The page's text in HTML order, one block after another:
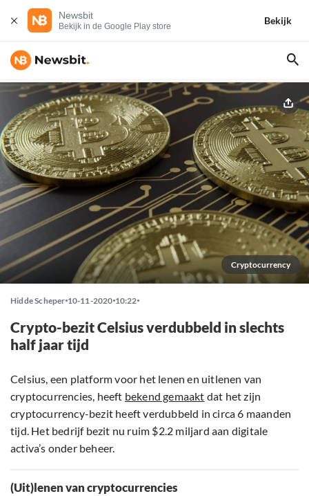
Newsbit
Bekijk in de Google Play store
Bekijk
Cryptocurrency
Hidde Scheper 10-11-2020 10:22
Crypto-bezit Celsius verdubbeld in slechts
half jaar tijd
Celsius, een platform voor het lenen en uitlenen van
cryptocurrencies, heeft bekend gemaakt dat het zijn
cryptocurrency-bezit heeft verdubbeld in circa 6 maanden
tijd. Het bedrijf bezit nu ruim $2.2 miljard aan digitale
activa’s onder beheer.
(Uit)lenen van cryptocurrencies